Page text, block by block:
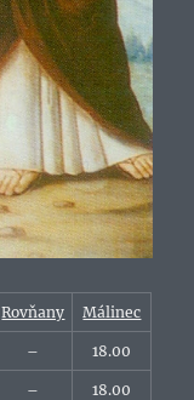
Rovňany Málinec
– 18.00
– 18.00